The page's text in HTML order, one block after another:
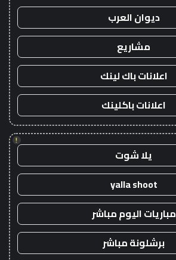
ديوان العرب
مشاريع
اعلانات باك لينك
اعلانات باكلينك
!
يلا شوت
yalla shoot
مباريات اليوم مباشر
برشلونة مباشر